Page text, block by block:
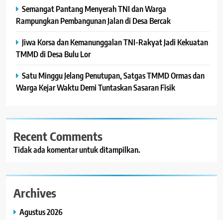
Semangat Pantang Menyerah TNI dan Warga
Rampungkan Pembangunan Jalan di Desa Bercak
Jiwa Korsa dan Kemanunggalan TNI-Rakyat Jadi Kekuatan
TMMD di Desa Bulu Lor
Satu Minggu Jelang Penutupan, Satgas TMMD Ormas dan
Warga Kejar Waktu Demi Tuntaskan Sasaran Fisik
Recent Comments
Tidak ada komentar untuk ditampilkan.
Archives
Agustus 2026